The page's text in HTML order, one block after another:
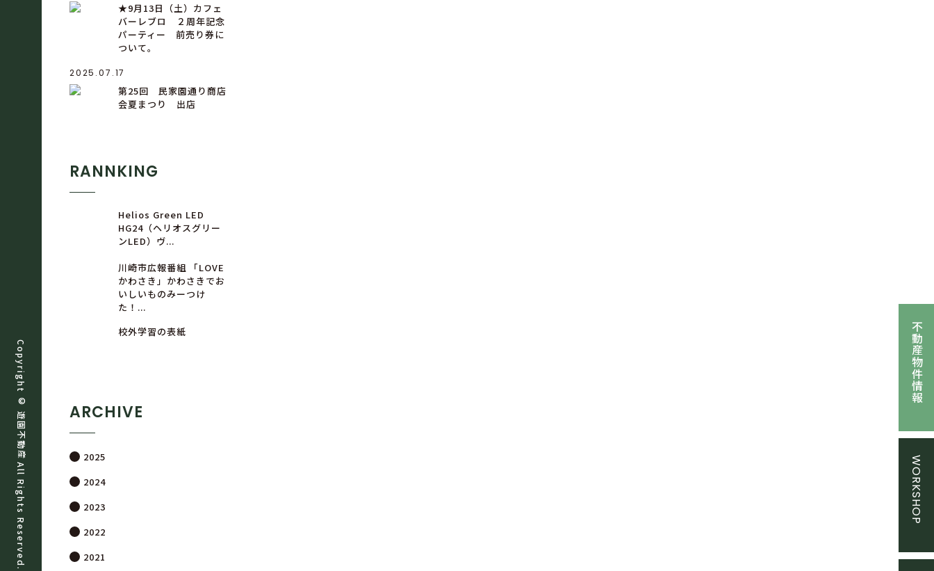
不動産物件情報
WORKSHOP
★9月13日（土）カフェ
バーレブロ ２周年記念
パーティー 前売り券に
ついて。
2025.07.17
第25回 民家園通り商店
会夏まつり 出店
RANNKING
Helios Green LED
HG24（ヘリオスグリー
ンLED）ヴ...
川崎市広報番組 「LOVE
かわさき」かわさきでお
いしいものみーつけ
た！...
校外学習の表紙
ARCHIVE
2025
2024
2023
2022
2021
Copyright ©
遊
園
不
動
産
All Rights Reserved.